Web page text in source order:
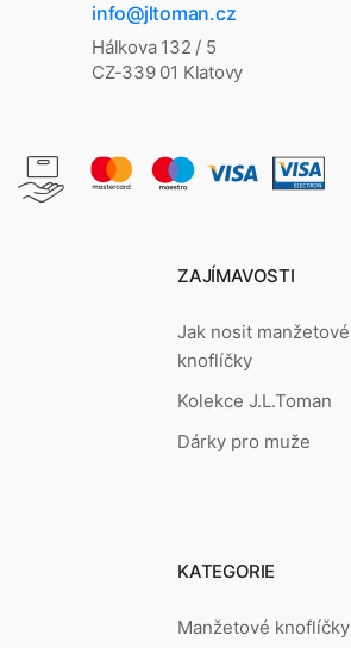
info@jltoman.cz
Hálkova 132 / 5
CZ-339 01 Klatovy
ZAJÍMAVOSTI
Jak nosit manžetové
knoflíčky
Kolekce J.L.Toman
Dárky pro muže
KATEGORIE
Manžetové knoflíčky